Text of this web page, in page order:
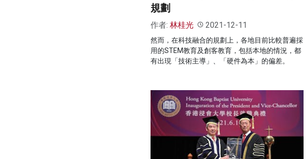
規劃
作者: 林桂光 2021-12-11
然而，在科技融合的規劃上，各地目前比較普遍採
用的STEM教育及創客教育，包括本地的情況，都
有出現「技術主導」、「硬件為本」的偏差。